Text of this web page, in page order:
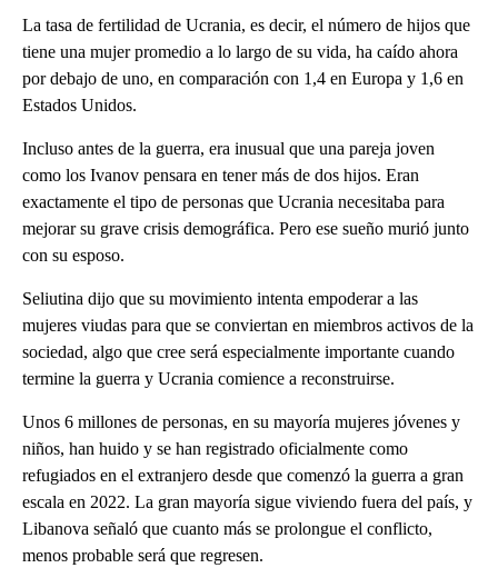
La tasa de fertilidad de Ucrania, es decir, el número de hijos que
tiene una mujer promedio a lo largo de su vida, ha caído ahora
por debajo de uno, en comparación con 1,4 en Europa y 1,6 en
Estados Unidos.
Incluso antes de la guerra, era inusual que una pareja joven
como los Ivanov pensara en tener más de dos hijos. Eran
exactamente el tipo de personas que Ucrania necesitaba para
mejorar su grave crisis demográfica. Pero ese sueño murió junto
con su esposo.
Seliutina dijo que su movimiento intenta empoderar a las
mujeres viudas para que se conviertan en miembros activos de la
sociedad, algo que cree será especialmente importante cuando
termine la guerra y Ucrania comience a reconstruirse.
Unos 6 millones de personas, en su mayoría mujeres jóvenes y
niños, han huido y se han registrado oficialmente como
refugiados en el extranjero desde que comenzó la guerra a gran
escala en 2022. La gran mayoría sigue viviendo fuera del país, y
Libanova señaló que cuanto más se prolongue el conflicto,
menos probable será que regresen.